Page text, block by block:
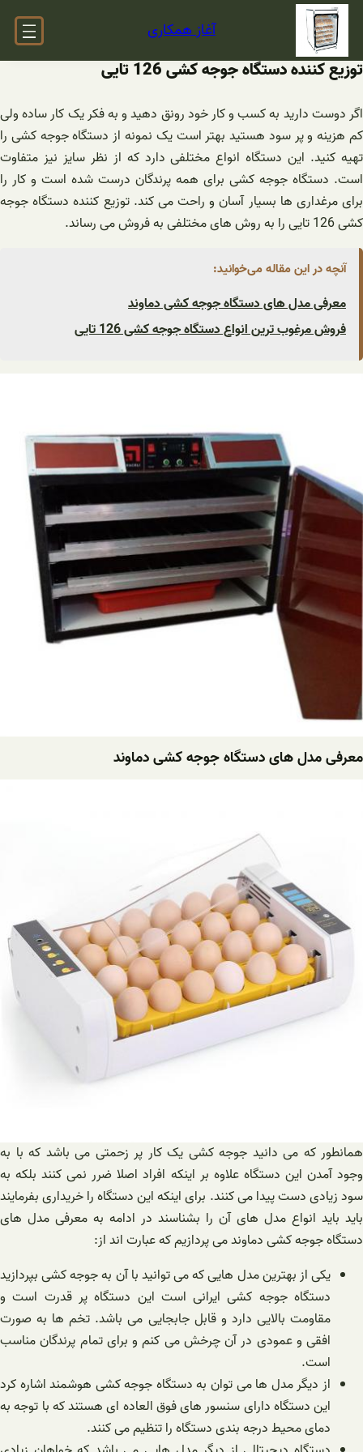
رفتن
محتوا
آغاز همکاری
توزیع کننده دستگاه جوجه کشی 126 تایی
اگر دوست دارید به کسب و کار خود رونق دهید و به فکر یک کار ساده ولی
کم هزینه و پر سود هستید بهتر است یک نمونه از دستگاه جوجه کشی را
تهیه کنید. این دستگاه انواع مختلفی دارد که از نظر سایز نیز متفاوت
است. دستگاه جوجه کشی برای همه پرندگان درست شده است و کار را
برای مرغداری ها بسیار آسان و راحت می کند. توزیع کننده دستگاه جوجه
کشی 126 تایی را به روش های مختلفی به فروش می رساند.
آنچه در این مقاله می‌خوانید:
معرفی مدل های دستگاه جوجه کشی دماوند
فروش مرغوب ترین انواع دستگاه جوجه کشی 126 تایی
معرفی مدل های دستگاه جوجه کشی دماوند
همانطور که می دانید جوجه کشی یک کار پر زحمتی می باشد که با به
وجود آمدن این دستگاه علاوه بر اینکه افراد اصلا ضرر نمی کنند بلکه به
سود زیادی دست پیدا می کنند. برای اینکه این دستگاه را خریداری بفرمایند
باید باید انواع مدل های آن را بشناسند در ادامه به معرفی مدل های
دستگاه جوجه کشی دماوند می پردازیم که عبارت اند از:
یکی از بهترین مدل هایی که می توانید با آن به جوجه کشی بپردازید
دستگاه جوجه کشی ایرانی است این دستگاه پر قدرت است و
مقاومت بالایی دارد و قابل جابجایی می باشد. تخم ها به صورت
افقی و عمودی در آن چرخش می کنم و برای تمام پرندگان مناسب
است.
از دیگر مدل ها می توان به دستگاه جوجه کشی هوشمند اشاره کرد
این دستگاه دارای سنسور های فوق العاده ای هستند که با توجه به
دمای محیط درجه بندی دستگاه را تنظیم می کنند.